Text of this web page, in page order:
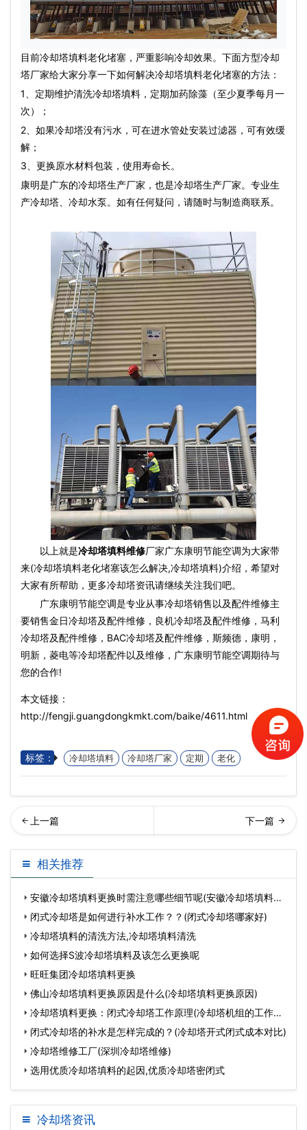
目前冷却塔填料老化堵塞，严重影响冷却效果。下面方型冷却
塔厂家给大家分享一下如何解决冷却塔填料老化堵塞的方法：
1、定期维护清洗冷却塔填料 ，定期加药除藻（至少夏季每月一
次）；
2、如果冷却塔没有污水，可在进水管处安装过滤器，可有效缓
解；
3、更换原水材料包装，使用寿命长。
康明是广东的冷却塔生产厂家，也是冷却塔生产厂家。专业生
产冷却塔、冷却水泵。如有任何疑问，请随时与制造商联系。
以上就是冷却塔填料维修厂家广东康明节能空调为大家带
来(冷却塔填料老化堵塞该怎么解决,冷却塔填料)介绍，希望对
大家有所帮助，更多冷却塔资讯请继续关注我们吧。
广东康明节能空调是专业从事冷却塔销售以及配件维修主
要销售金日冷却塔及配件维修，良机冷却塔及配件维修，马利
冷却塔及配件维修，BAC冷却塔及配件维修，斯频德，康明，
明新，菱电等冷却塔配件以及维修，广东康明节能空调期待与
您的合作!
本文链接：
http://fengji.guangdongkmkt.com/baike/4611.html
标签： 冷却塔填料 冷却塔厂家 定期 老化
响冷却水塔换热效率的因素,
冷却水塔对周围…
却塔淋水填料的五个作用,冷
却塔填料一立方
相关推荐
安徽冷却塔填料更换时需注意哪些细节呢(安徽冷却塔填料更
换 闭式冷却塔是如何进行补水工作？？(闭式冷却塔哪家好)
冷却塔填料的清洗方法,冷却塔填料清洗
如何选择S波冷却塔填料及该怎么更换呢
旺旺集团冷却塔填料更换
佛山冷却塔填料更换原因是什么(冷却塔填料更换原因)
冷却塔填料更换：闭式冷却塔工作原理(冷却塔机组的工作原
理图闭式冷却塔的补水是怎样完成的？(冷却塔开式闭式成本对比)
冷却塔维修工厂(深圳冷却塔维修)
选用优质冷却塔填料的起因,优质冷却塔密闭式
冷却塔资讯